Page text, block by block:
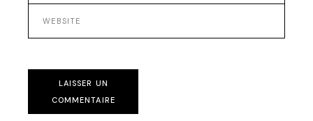
LAISSER UN
COMMENTAIRE